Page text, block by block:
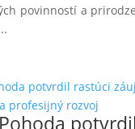
povinností a